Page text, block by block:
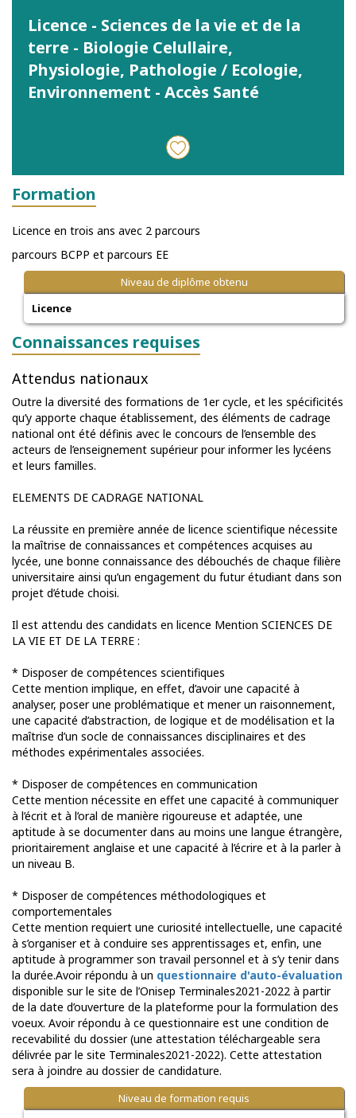
Licence - Sciences de la vie et de la
terre - Biologie Celullaire,
Physiologie, Pathologie / Ecologie,
Environnement - Accès Santé
Formation
Licence en trois ans avec 2 parcours
parcours BCPP et parcours EE
Niveau de diplôme obtenu
Licence
Connaissances requises
Attendus nationaux
Outre la diversité des formations de 1er cycle, et les spécificités
qu’y apporte chaque établissement, des éléments de cadrage
national ont été définis avec le concours de l’ensemble des
acteurs de l’enseignement supérieur pour informer les lycéens
et leurs familles.
ELEMENTS DE CADRAGE NATIONAL
La réussite en première année de licence scientifique nécessite
la maîtrise de connaissances et compétences acquises au
lycée, une bonne connaissance des débouchés de chaque filière
universitaire ainsi qu’un engagement du futur étudiant dans son
projet d’étude choisi.
Il est attendu des candidats en licence Mention SCIENCES DE
LA VIE ET DE LA TERRE :
* Disposer de compétences scientifiques
Cette mention implique, en effet, d’avoir une capacité à
analyser, poser une problématique et mener un raisonnement,
une capacité d’abstraction, de logique et de modélisation et la
maîtrise d’un socle de connaissances disciplinaires et des
méthodes expérimentales associées.
* Disposer de compétences en communication
Cette mention nécessite en effet une capacité à communiquer
à l’écrit et à l’oral de manière rigoureuse et adaptée, une
aptitude à se documenter dans au moins une langue étrangère,
prioritairement anglaise et une capacité à l’écrire et à la parler à
un niveau B.
* Disposer de compétences méthodologiques et
comportementales
Cette mention requiert une curiosité intellectuelle, une capacité
à s’organiser et à conduire ses apprentissages et, enfin, une
aptitude à programmer son travail personnel et à s’y tenir dans
la durée.Avoir répondu à un questionnaire d'auto-évaluation
disponible sur le site de l’Onisep Terminales2021-2022 à partir
de la date d’ouverture de la plateforme pour la formulation des
voeux. Avoir répondu à ce questionnaire est une condition de
recevabilité du dossier (une attestation téléchargeable sera
délivrée par le site Terminales2021-2022). Cette attestation
sera à joindre au dossier de candidature.
Niveau de formation requis